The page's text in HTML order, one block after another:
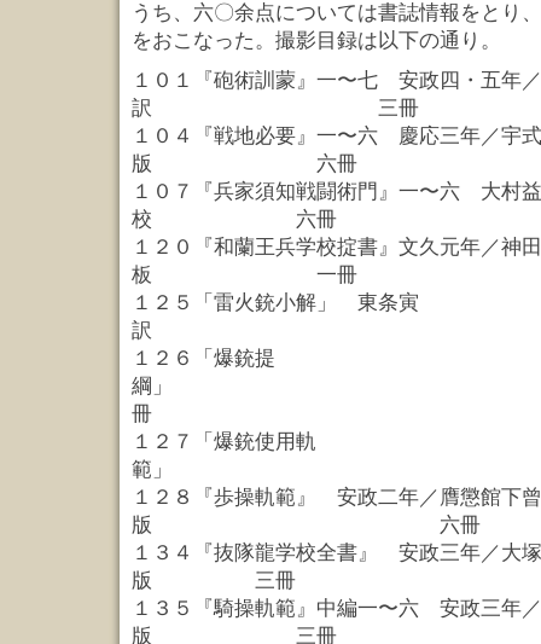
うち、六〇余点については書誌情報をとり
をおこなった。撮影目録は以下の通り。
１０１『砲術訓蒙』一〜七 安政四・五年
訳 三冊
１０４『戦地必要』一〜六 慶応三年／宇
版 六冊
１０７『兵家須知戦闘術門』一〜六 大村
校 六冊
１２０『和蘭王兵学校掟書』文久元年／神
板 一冊
１２５「雷火銃小解」 東条寅
訳 一
１２６「爆銃提
綱」
冊
１２７「爆銃使用軌
範」
１２８『歩操軌範』 安政二年／膺懲館下
版 六冊
１３４『抜隊龍学校全書』 安政三年／大
版 三冊
１３５『騎操軌範』中編一〜六 安政三年
版 三冊